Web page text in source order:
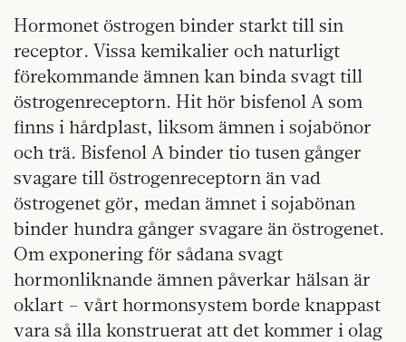
Hormonet östrogen binder starkt till sin
receptor. Vissa kemikalier och naturligt
förekommande ämnen kan binda svagt till
östrogenreceptorn. Hit hör bisfenol A som
finns i hårdplast, liksom ämnen i sojabönor
och trä. Bisfenol A binder tio tusen gånger
svagare till östrogenreceptorn än vad
östrogenet gör, medan ämnet i sojabönan
binder hundra gånger svagare än östrogenet.
Om exponering för sådana svagt
hormonliknande ämnen påverkar hälsan är
oklart – vårt hormonsystem borde knappast
vara så illa konstruerat att det kommer i olag